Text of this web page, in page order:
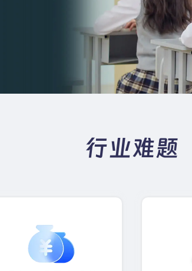
户信息保护等举措，助力行业实现合规催收
行业难题